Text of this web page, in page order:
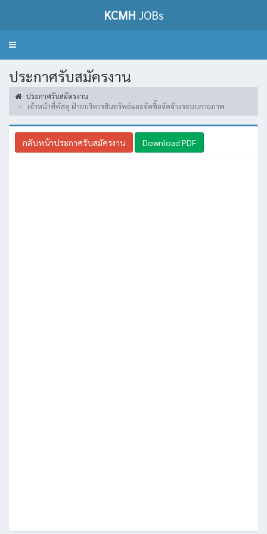
KCMH JOBs
Toggle
ประกาศรับสมัครงาน
ประกาศรับสมัครงาน
เจ้าหน้าที่พัสดุ ฝ่ายบริหารสินทรัพย์และจัดซื้อจัดจ้างระบบกายภาพ
กลับหน้าประกาศรับสมัครงาน Download PDF